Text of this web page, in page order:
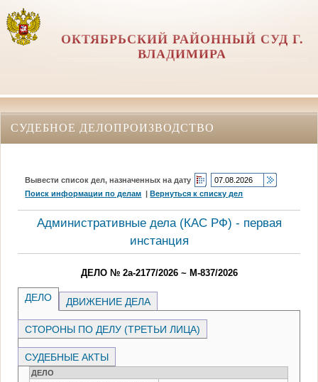
ОКТЯБРЬСКИЙ РАЙОННЫЙ СУД Г.
ВЛАДИМИРА
СУДЕБНОЕ ДЕЛОПРОИЗВОДСТВО
Вывести список дел, назначенных на дату
Поиск информации по делам |Вернуться к списку дел
Административные дела (КАC РФ) - первая
инстанция
ДЕЛО № 2а-2177/2026 ~ М-837/2026
ДЕЛО ДВИЖЕНИЕ ДЕЛА
СТОРОНЫ ПО ДЕЛУ (ТРЕТЬИ ЛИЦА)
СУДЕБНЫЕ АКТЫ
ДЕЛО